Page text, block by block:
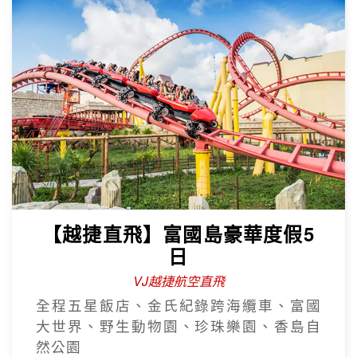
【越捷直飛】富國島豪華度假5
日
VJ越捷航空直飛
全程五星飯店、金氏紀錄跨海纜車、富國
大世界、野生動物園、珍珠樂園、香島自
然公園